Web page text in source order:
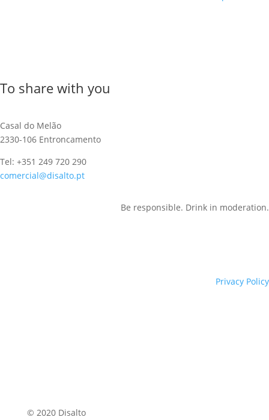
To share with you
Casal do Melão
2330-106 Entroncamento
Tel: +351 249 720 290
comercial@disalto.pt
Be responsible. Drink in moderation.
Privacy Policy
© 2020 Disalto